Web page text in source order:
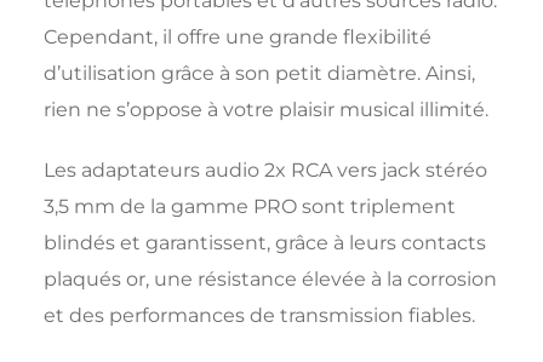
Cependant, il offre une grande flexibilité
d’utilisation grâce à son petit diamètre. Ainsi,
rien ne s’oppose à votre plaisir musical illimité.
Les adaptateurs audio 2x RCA vers jack stéréo
3,5 mm de la gamme PRO sont triplement
blindés et garantissent, grâce à leurs contacts
plaqués or, une résistance élevée à la corrosion
et des performances de transmission fiables.